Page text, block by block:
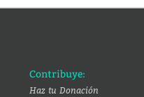
Contribuye:
Haz tu Donación